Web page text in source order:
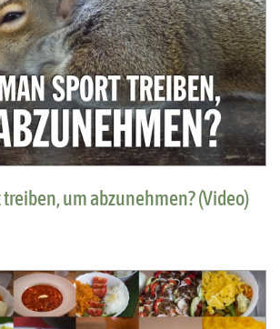
treiben, um abzunehmen? (Video)